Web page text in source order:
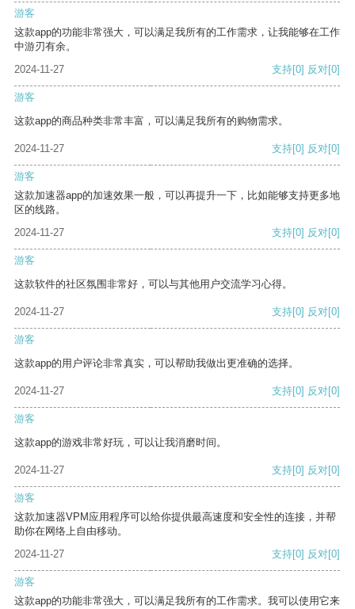
游客
这款app的功能非常强大，可以满足我所有的工作需求，让我能够在工作
中游刃有余。
2024-11-27
支持[0] 反对[0]
游客
这款app的商品种类非常丰富，可以满足我所有的购物需求。
2024-11-27 支持[0] 反对[0]
游客
这款加速器app的加速效果一般，可以再提升一下，比如能够支持更多地
区的线路。
2024-11-27
支持[0] 反对[0]
游客
这款软件的社区氛围非常好，可以与其他用户交流学习心得。
2024-11-27 支持[0] 反对[0]
游客
这款app的用户评论非常真实，可以帮助我做出更准确的选择。
2024-11-27 支持[0] 反对[0]
游客
这款app的游戏非常好玩，可以让我消磨时间。
2024-11-27 支持[0] 反对[0]
游客
这款加速器VPM应用程序可以给你提供最高速度和安全性的连接，并帮
助你在网络上自由移动。
2024-11-27
支持[0] 反对[0]
游客
这款app的功能非常强大，可以满足我所有的工作需求。我可以使用它来